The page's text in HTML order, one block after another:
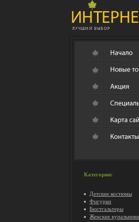
Категории:
Детские костюмы
Фигурки
Бюстгальтеры
Женские купальники